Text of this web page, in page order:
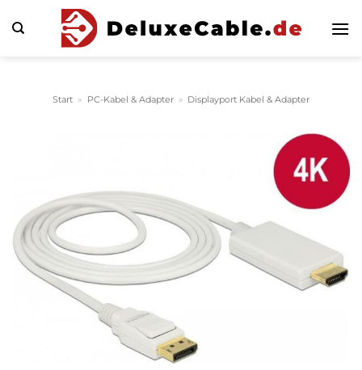
Inhalt
Start » PC-Kabel & Adapter » Displayport Kabel & Adapter